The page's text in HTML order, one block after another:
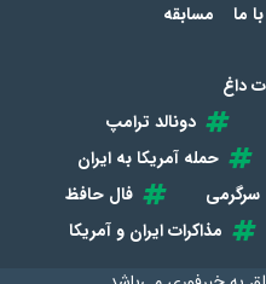
ما مسابقه
داغ
دونالد ترامپ
حمله آمریکا به ایران
سرگرمی
فال حافظ
مذاکرات ایران و آمریکا